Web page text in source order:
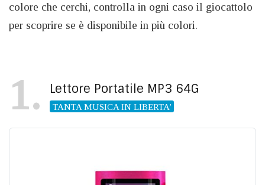
colore che cerchi, controlla in ogni caso il giocattolo
per scoprire se è disponibile in più colori.
1 Lettore Portatile MP3 64G
TANTA MUSICA IN LIBERTA’